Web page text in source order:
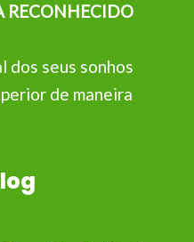
RECONHECIDO
dos seus sonhos
de maneira